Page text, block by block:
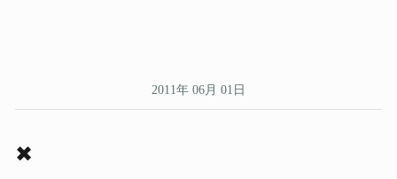
2011年 06月 01日
✖